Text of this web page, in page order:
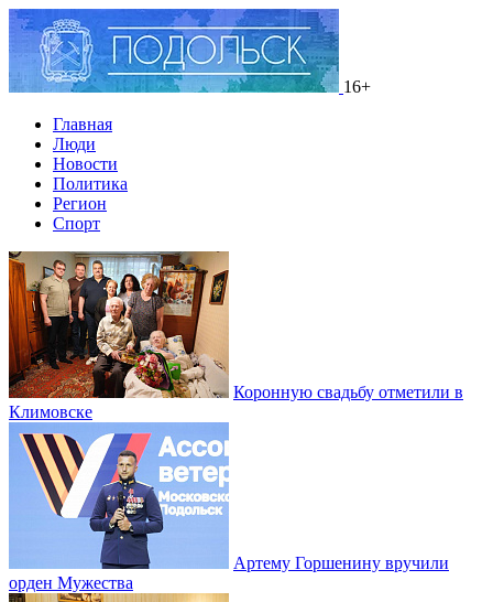
16+
Главная
Люди
Новости
Политика
Регион
Спорт
Коронную свадьбу отметили в
Климовске
Артему Горшенину вручили
орден Мужества